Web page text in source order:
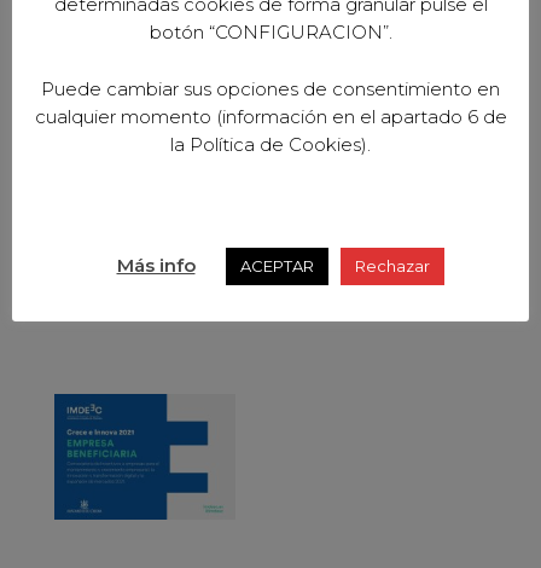
determinadas cookies de forma granular pulse el
botón “CONFIGURACION”.
Puede cambiar sus opciones de consentimiento en
cualquier momento (información en el apartado 6 de
la Política de Cookies).
Más info ACEPTAR Rechazar